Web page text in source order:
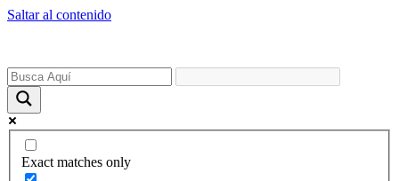
Saltar al contenido
Exact matches only